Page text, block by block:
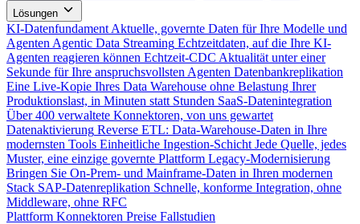
Lösungen
KI-Datenfundament Aktuelle, governte Daten für Ihre Modelle und
Agenten Agentic Data Streaming Echtzeitdaten, auf die Ihre KI-
Agenten reagieren können Echtzeit-CDC Aktualität unter einer
Sekunde für Ihre anspruchsvollsten Agenten Datenbankreplikation
Eine Live-Kopie Ihres Data Warehouse ohne Belastung Ihrer
Produktionslast, in Minuten statt Stunden SaaS-Datenintegration
Über 400 verwaltete Konnektoren, von uns gewartet
Datenaktivierung Reverse ETL: Data-Warehouse-Daten in Ihre
modernsten Tools Einheitliche Ingestion-Schicht Jede Quelle, jedes
Muster, eine einzige governte Plattform Legacy-Modernisierung
Bringen Sie On-Prem- und Mainframe-Daten in Ihren modernen
Stack SAP-Datenreplikation Schnelle, konforme Integration, ohne
Middleware, ohne RFC
Plattform Konnektoren Preise Fallstudien